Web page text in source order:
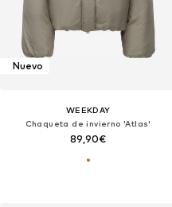
Nuevo
WEEKDAY
Chaqueta de invierno 'Atlas'
89,90€